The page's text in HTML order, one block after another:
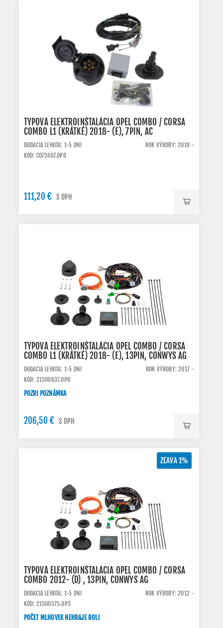
TYPOVÁ ELEKTROINŠTALÁCIA OPEL COMBO / CORSA
COMBO L1 (KRÁTKÉ) 2018- (E), 7PIN, AC
DODACIA LEHOTA: 1-5 DNI
ROK VÝROBY: 2018 -
KÓD: C072407.OP8
111,20 € S DPH
TYPOVÁ ELEKTROINŠTALÁCIA OPEL COMBO / CORSA
COMBO L1 (KRÁTKÉ) 2018- (E), 13PIN, CONWYS AG
DODACIA LEHOTA: 1-5 DNI
ROK VÝROBY: 2017 -
KÓD: 21500637.OP8
POZRI POZNÁMKA
206,50 € S DPH
ZĽAVA 1%
TYPOVÁ ELEKTROINŠTALÁCIA OPEL COMBO / CORSA
COMBO 2012- (D) , 13PIN, CONWYS AG
DODACIA LEHOTA: 1-5 DNI
ROK VÝROBY: 2012 -
KÓD: 21500575.OP3
POČET MLHOVEK NEHRAJE ROLI